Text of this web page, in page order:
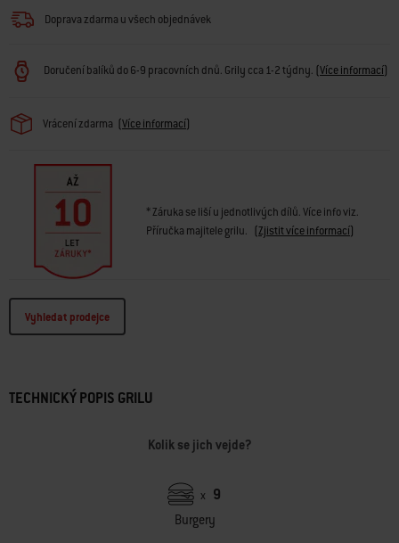
Doprava zdarma u všech objednávek
Doručení balíků do 6-9 pracovních dnů. Grily cca 1-2 týdny. (Více informací)
Vrácení zdarma (Více informací)
* Záruka se liší u jednotlivých dílů. Více info viz.
Příručka majitele grilu. (Zjistit více informací)
Vyhledat prodejce
TECHNICKÝ POPIS GRILU
Kolik se jich vejde?
x 9
Burgery